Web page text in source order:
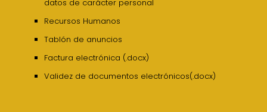
datos de carácter personal
Recursos Humanos
Tablón de anuncios
Factura electrónica (.docx)
Validez de documentos electrónicos(.docx)